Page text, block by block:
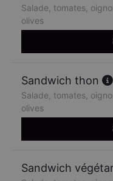
Salade, tomates,
olives
Sandwich thon
Salade, tomates,
olives
Sandwich